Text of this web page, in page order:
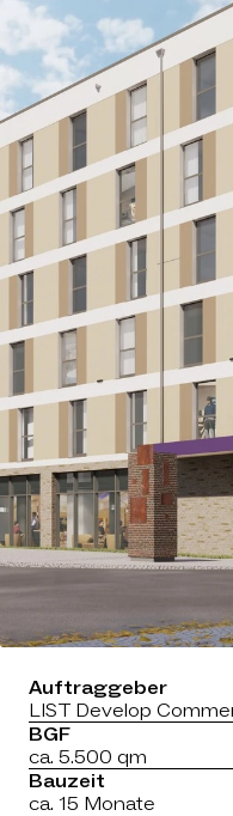
Auftraggeber
LIST Develop
BGF
ca. 5.500 qm
Bauzeit
ca. 15 Monate